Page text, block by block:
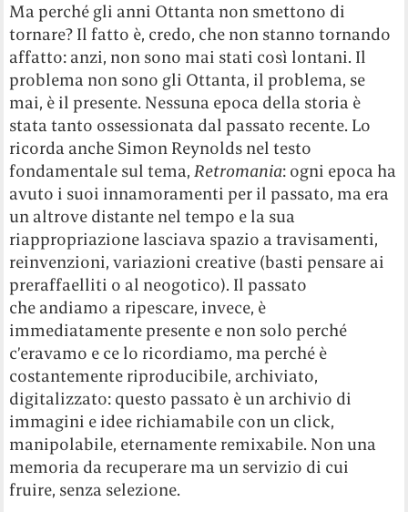
Ma perché gli anni Ottanta non smettono di
tornare? Il fatto è, credo, che non stanno tornando
affatto: anzi, non sono mai stati così lontani. Il
problema non sono gli Ottanta, il problema, se
mai, è il presente. Nessuna epoca della storia è
stata tanto ossessionata dal passato recente. Lo
ricorda anche Simon Reynolds nel testo
fondamentale sul tema,Retromania: ogni epoca ha
avuto i suoi innamoramenti per il passato, ma era
un altrove distante nel tempo e la sua
riappropriazione lasciava spazio a travisamenti,
reinvenzioni, variazioni creative (basti pensare ai
preraffaelliti o al neogotico). Il passato
che andiamo a ripescare, invece, è
immediatamente presente e non solo perché
c’eravamo e ce lo ricordiamo, ma perché è
costantemente riproducibile, archiviato,
digitalizzato: questo passato è un archivio di
immagini e idee richiamabile con un click,
manipolabile, eternamente remixabile. Non una
memoria da recuperare ma un servizio di cui
fruire, senza selezione.